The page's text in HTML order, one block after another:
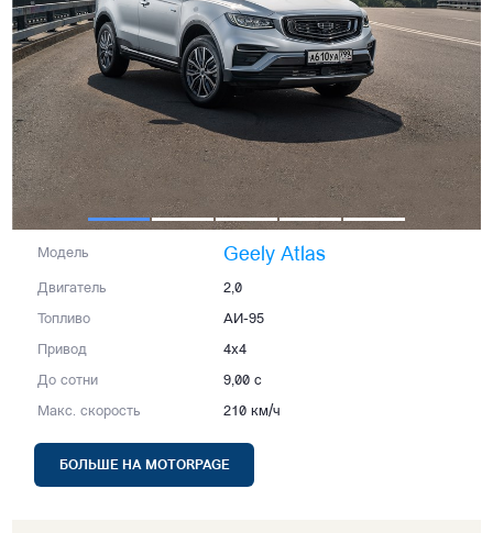
Модель Geely Atlas
Двигатель 2,0
Топливо АИ-95
Привод 4x4
До сотни 9,00 с
Макс. скорость 210 км/ч
БОЛЬШЕ НА MOTORPAGE